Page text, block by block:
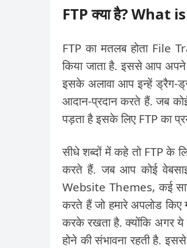
FTP क्या है? What
FTP का मतलब होता File
किया जाता है. इससे आप
इसके अलावा आप इन्हें ड्रैग-
आदान-प्रदान करते हैं. जब
पड़ता है इसके लिए FTP का
सीधे शब्दों में कहे तो FTP के
करते हैं. जब आप कोई
Website Themes, कई
करते हैं जो हमारे अपलोड
करके रखता है. क्योंकि अगर ये
होने की संभावना रहती है.